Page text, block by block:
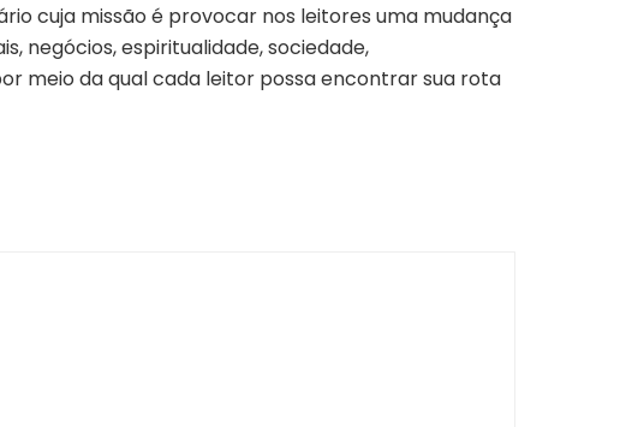
cuja missão é provocar nos leitores uma mudança
negócios, espiritualidade, sociedade,
meio da qual cada leitor possa encontrar sua rota